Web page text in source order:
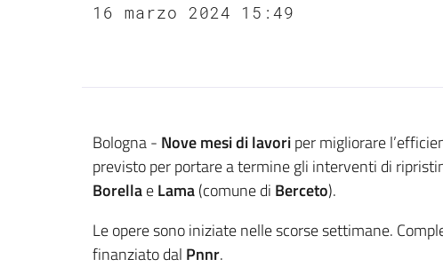
16 marzo 2024 15:49
Contenuto
Bologna - Nove mesi di lavoriper migliorare
previsto per portare a termine gli interventi di
BorellaeLama(comune di Berceto).
Le opere sono iniziate nelle scorse settimane.
finanziato dal Pnnr.